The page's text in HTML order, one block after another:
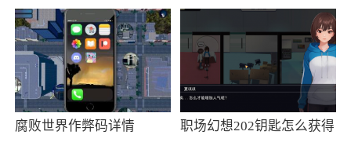
腐败世界作弊码详情 职场幻想202钥匙怎么获得